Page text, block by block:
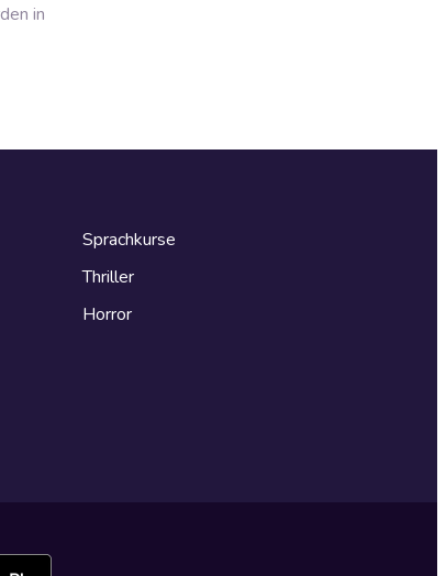
in
Sprachkurse
Thriller
Horror